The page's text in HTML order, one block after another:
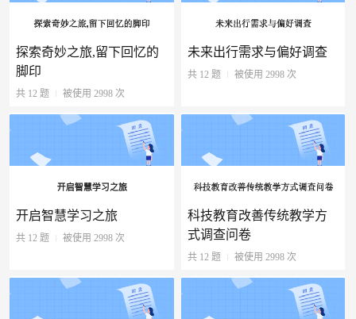
探索奇妙之旅,留下回忆的
脚印
共 12 题 被使用 2998 次
未来出行需求与偏好调查
共 12 题 被使用 2998 次
开启智慧学习之旅
共 12 题 被使用 2998 次
科技教育改善传统教学方
式调查问卷
共 12 题 被使用 2998 次